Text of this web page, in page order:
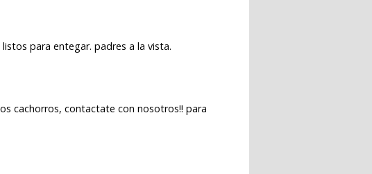
para entegar. padres a la vista.
cachorros, contactate con nosotros!! para